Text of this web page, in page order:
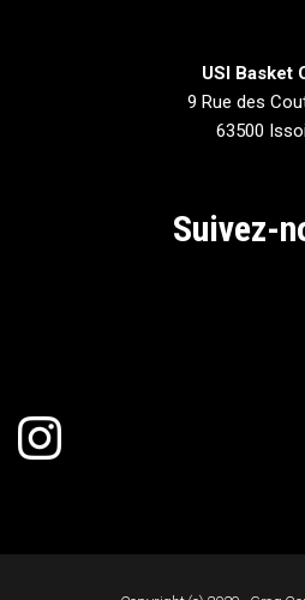
USI Basket
9 Rue des
63500
Suivez-